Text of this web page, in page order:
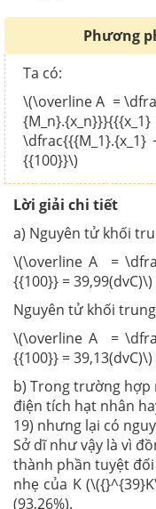
Phương
Ta có:
\(\overline A =
\dfrac{{{M_1}.{x_1}
{{100}}\)
Lời giải chi tiết
a) Nguyên tử khối
\(\overline A =
{{100}} = 39,99(dvC)\)
Nguyên tử khối
\(\overline A =
{{100}} = 39,13(dvC)\)
b) Trong trường hợp
điện tích hạt nhân
19) nhưng lại có
Sở dĩ như vậy là vì
thành phần tuyệt
nhẹ của K
(93,26%).